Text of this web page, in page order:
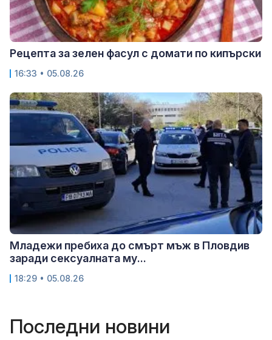
Рецепта за зелен фасул с домати по кипърски
16:33 • 05.08.26
Младежи пребиха до смърт мъж в Пловдив
заради сексуалната му...
18:29 • 05.08.26
Последни новини